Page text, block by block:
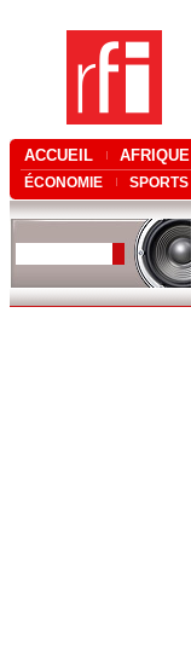
ACCUEIL AFRIQUE
ÉCONOMIE SPORTS